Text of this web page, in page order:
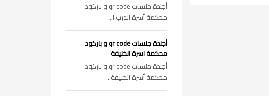
أجندة جلسات qr code و باركود
محكمة أسرة الدرب ا...
أجندة جلسات qr code و باركود
محكمة اسرة الخليفة
أجندة جلسات qr code و باركود
محكمة أسرة الخليفة...